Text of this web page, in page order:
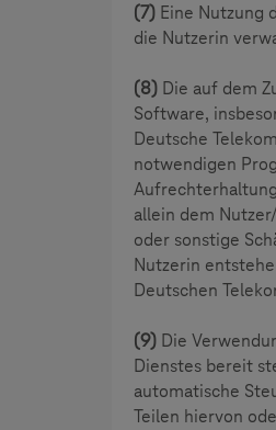
(7) Eine Nutzung
die Nutzerin
(8) Die auf dem
Software,
Deutsche
notwendigen
allein dem
oder sonstige
Nutzerin
Deutschen
(9) Die
Dienstes bereit
automatische
Teilen hiervon